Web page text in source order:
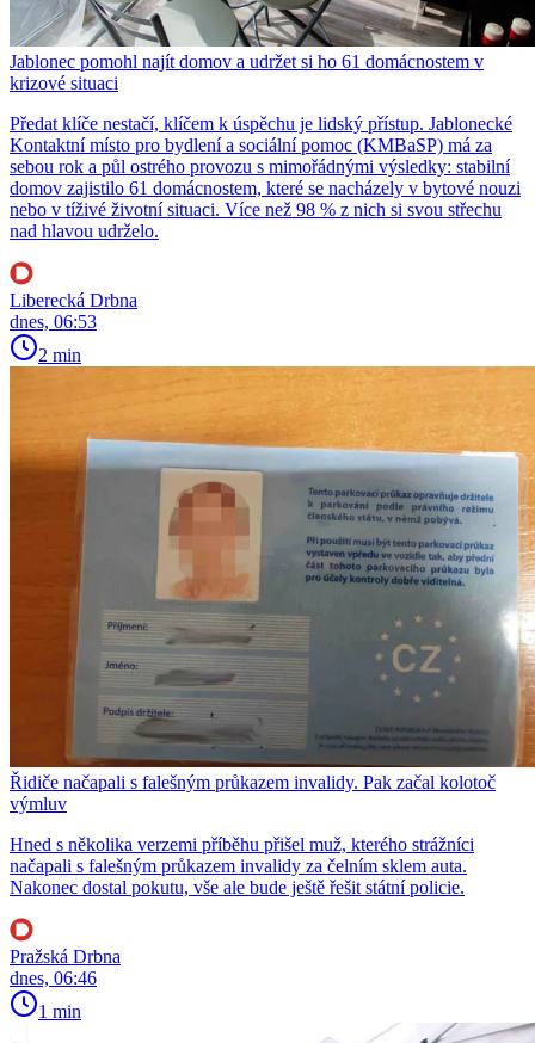
Jablonec pomohl najít domov a udržet si ho 61 domácnostem v
krizové situaci
Předat klíče nestačí, klíčem k úspěchu je lidský přístup. Jablonecké
Kontaktní místo pro bydlení a sociální pomoc (KMBaSP) má za
sebou rok a půl ostrého provozu s mimořádnými výsledky: stabilní
domov zajistilo 61 domácnostem, které se nacházely v bytové nouzi
nebo v tíživé životní situaci. Více než 98 % z nich si svou střechu
nad hlavou udrželo.
Liberecká Drbna
dnes, 06:53
2 min
Řidiče načapali s falešným průkazem invalidy. Pak začal kolotoč
výmluv
Hned s několika verzemi příběhu přišel muž, kterého strážníci
načapali s falešným průkazem invalidy za čelním sklem auta.
Nakonec dostal pokutu, vše ale bude ještě řešit státní policie.
Pražská Drbna
dnes, 06:46
1 min